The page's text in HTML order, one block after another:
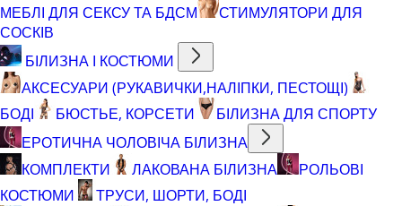
МЕБЛІ ДЛЯ СЕКСУ ТА БДСМ
СТИМУЛЯТОРИ ДЛЯ
СОСКІВ
БІЛИЗНА І КОСТЮМИ
АКСЕСУАРИ (РУКАВИЧКИ,НАЛІПКИ, ПЕСТОЩІ)
БОДІ
БЮСТЬЕ, КОРСЕТИ
БІЛИЗНА ДЛЯ СПОРТУ
ЕРОТИЧНА ЧОЛОВІЧА БІЛИЗНА
КОМПЛЕКТИ
ЛАКОВАНА БІЛИЗНА
РОЛЬОВІ
КОСТЮМИ
ТРУСИ, ШОРТИ, БОДІ